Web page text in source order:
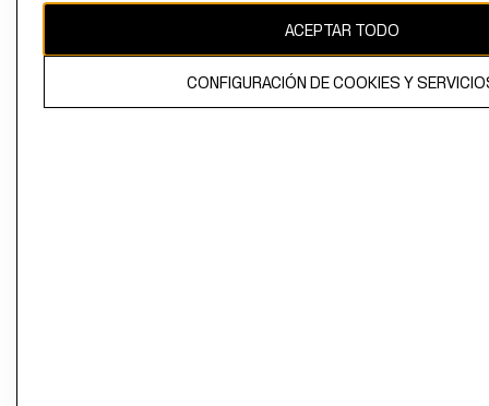
propiedad de H&M Hennes & Mauritz AB
ACEPTAR TODO
CONFIGURACIÓN DE COOKIES Y